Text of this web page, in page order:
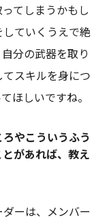
てしまうかもし
ていくうえで絶
分の武器を取り
スキルを身につ
ほしいですね。
やこういうふう
があれば、教え
ーは、メンバー